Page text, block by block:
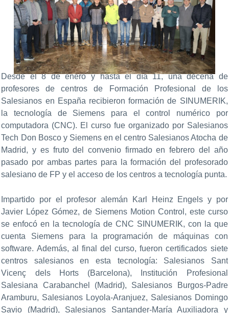
Desde el 8 de enero y hasta el día 11, una decena de
profesores de centros de Formación Profesional de los
Salesianos en España recibieron formación de SINUMERIK,
la tecnología de Siemens para el control numérico por
computadora (CNC). El curso fue organizado por Salesianos
Tech Don Bosco y Siemens en el centro Salesianos Atocha de
Madrid, y es fruto del convenio firmado en febrero del año
pasado por ambas partes para la formación del profesorado
salesiano de FP y el acceso de los centros a tecnología punta.
Impartido por el profesor alemán Karl Heinz Engels y por
Javier López Gómez, de Siemens Motion Control, este curso
se enfocó en la tecnología de CNC SINUMERIK, con la que
cuenta Siemens para la programación de máquinas con
software. Además, al final del curso, fueron certificados siete
centros salesianos en esta tecnología: Salesianos Sant
Vicenç dels Horts (Barcelona), Institución Profesional
Salesiana Carabanchel (Madrid), Salesianos Burgos-Padre
Aramburu, Salesianos Loyola-Aranjuez, Salesianos Domingo
Savio (Madrid), Salesianos Santander-María Auxiliadora y